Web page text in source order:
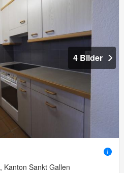
4 Bilder
Kanton Sankt Gallen